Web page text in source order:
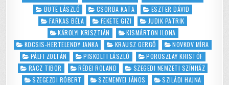
BÜTE LÁSZLÓ
CSORBA KATA
ESZTER DÁVID
FARKAS BÉLA
FEKETE GIZI
JUDIK PATRIK
KÁROLYI KRISZTIÁN
KISMÁRTON ILONA
KOCSIS-HERTELENDY JANKA
KRAUSZ GERGŐ
NOVKOV MÍRA
PÁLFI ZOLTÁN
PISKOLTI LÁSZLÓ
POROSZLAY KRISTÓF
RÁCZ TIBOR
RÉDEI ROLAND
SZEGEDI NEMZETI SZÍNHÁZ
SZEGEZDI RÓBERT
SZEMENYEI JÁNOS
SZILÁDI HAJNA